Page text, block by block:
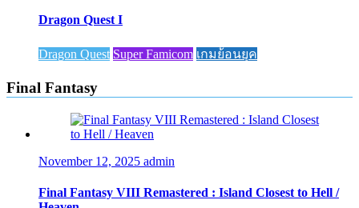
Dragon Quest I
Dragon Quest Super Famicom เกมย้อนยุค
Final Fantasy
November 12, 2025 admin
Final Fantasy VIII Remastered : Island Closest to Hell /